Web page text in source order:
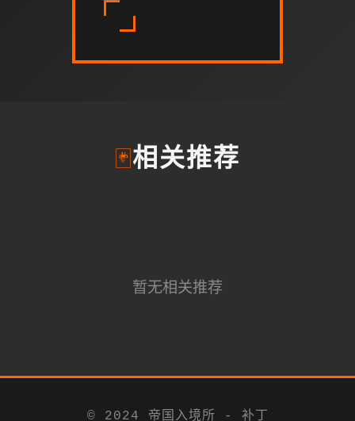
🃏相关推荐
暂无相关推荐
© 2024 帝国入境所 - 补丁